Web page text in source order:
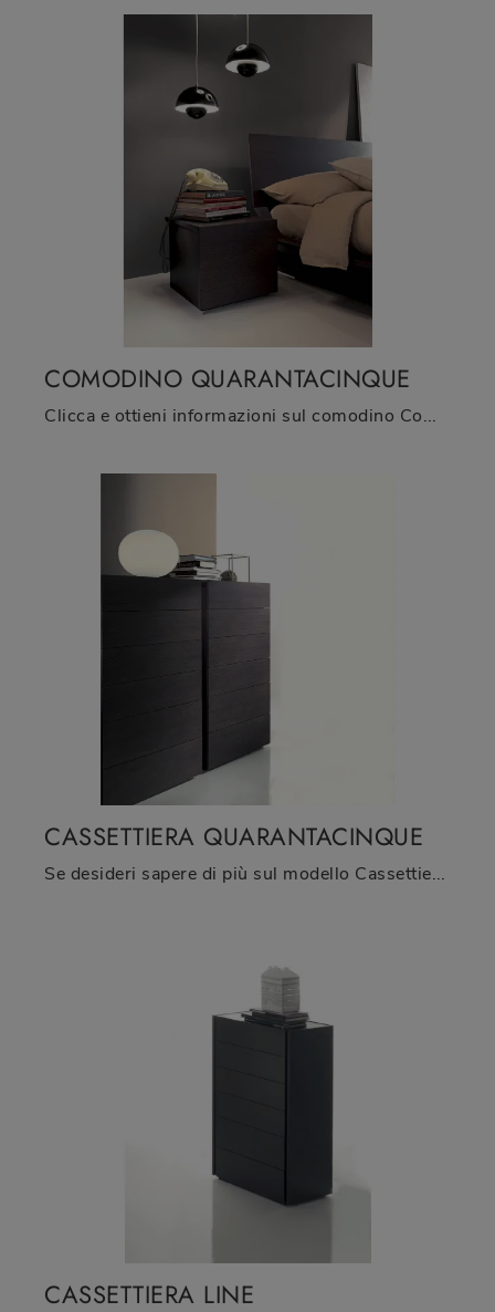
COMODINO QUARANTACINQUE
Clicca e ottieni informazioni sul comodino Comodino Quarantacinque: Comodini e cassettiere di Fimar sono ideali per spazi moderni.
CASSETTIERA QUARANTACINQUE
Se desideri sapere di più sul modello Cassettiera Quarantacinque, clicca e scopri i Comodini e comò Fimar ideali per la tua camera da letto.
CASSETTIERA LINE